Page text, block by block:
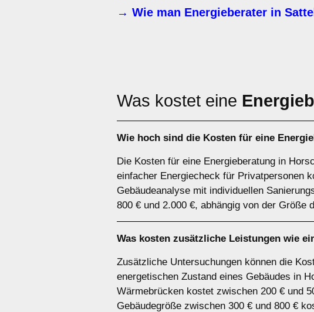
→ Wie man Energieberater in
Was kostet eine
Wie hoch sind die Kosten für eine
Die Kosten für eine Energieberatung in
einfacher Energiecheck für Privatpersonen
Gebäudeanalyse mit individuellen
800 € und 2.000 €, abhängig von der Größe
Was kosten zusätzliche Leistungen wie
Zusätzliche Untersuchungen können die
energetischen Zustand eines Gebäudes in
Wärmebrücken kostet zwischen 200 € und
Gebäudegröße zwischen 300 € und 800 €